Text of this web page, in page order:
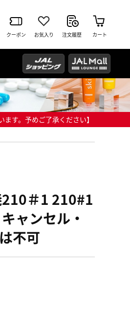
クーポン お気入り 注文履歴 カート
す。予めご了承ください】
＃1 210#1
ャンセル・
不可